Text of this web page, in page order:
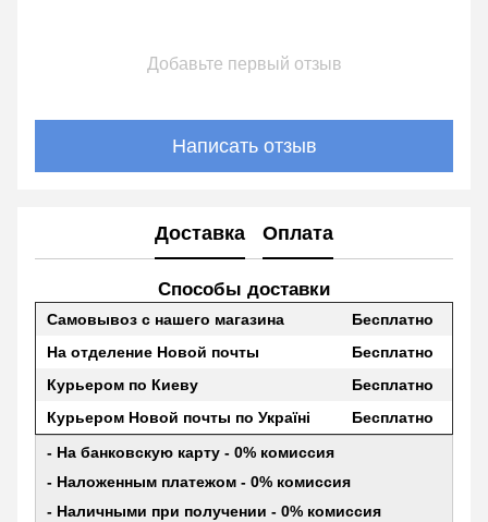
Добавьте первый отзыв
Написать отзыв
Доставка Оплата
Способы доставки
Самовывоз с нашего магазина
Бесплатно
На отделение Новой почты
Бесплатно
Курьером по Киеву
Бесплатно
Курьером Новой почты по Україні
Бесплатно
- На банковскую карту - 0% комиссия
- Наложенным платежом - 0% комиссия
- Наличными при получении - 0% комиссия